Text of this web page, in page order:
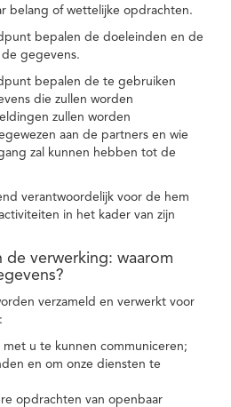
belang of wettelijke opdrachten.
bepalen de doeleinden en de
gegevens.
bepalen de te gebruiken
die zullen worden
zullen worden
aan de partners en wie
zal kunnen hebben tot de
verantwoordelijk voor de hem
in het kader van zijn
de verwerking: waarom
verzameld en verwerkt voor
u te kunnen communiceren;
en om onze diensten te
opdrachten van openbaar